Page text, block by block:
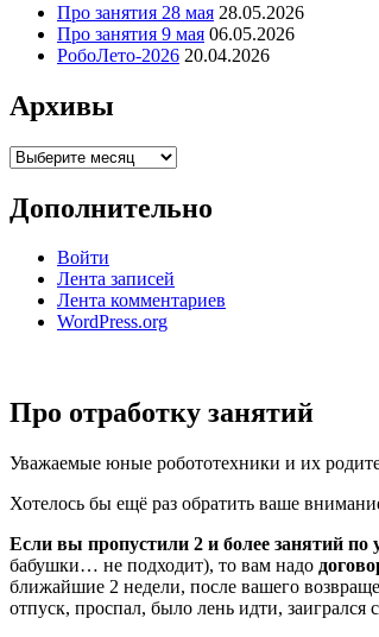
Про занятия 28 мая 28.05.2026
Про занятия 9 мая 06.05.2026
РобоЛето-2026 20.04.2026
Архивы
Архивы
Дополнительно
Войти
Лента записей
Лента комментариев
WordPress.org
Про отработку занятий
Уважаемые юные робототехники и их
Хотелось бы ещё раз обратить ваше
Если вы пропустили 2 и более занятий по
бабушки… не подходит), то вам надо
ближайшие 2 недели, после вашего
отпуск, проспал, было лень идти, заигрался